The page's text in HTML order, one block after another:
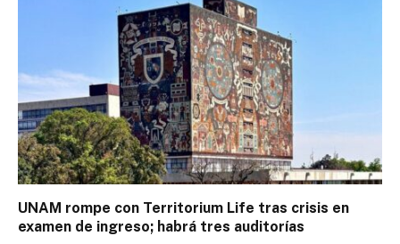
UNAM rompe con Territorium Life tras crisis en
examen de ingreso; habrá tres auditorías